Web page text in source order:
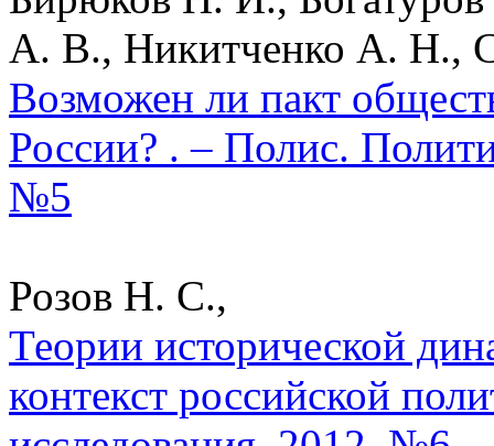
А. В., Никитченко А. Н.,
Возможен ли пакт
России? . – Полис.
№5
Розов Н. С.,
Теории исторической
контекст российской